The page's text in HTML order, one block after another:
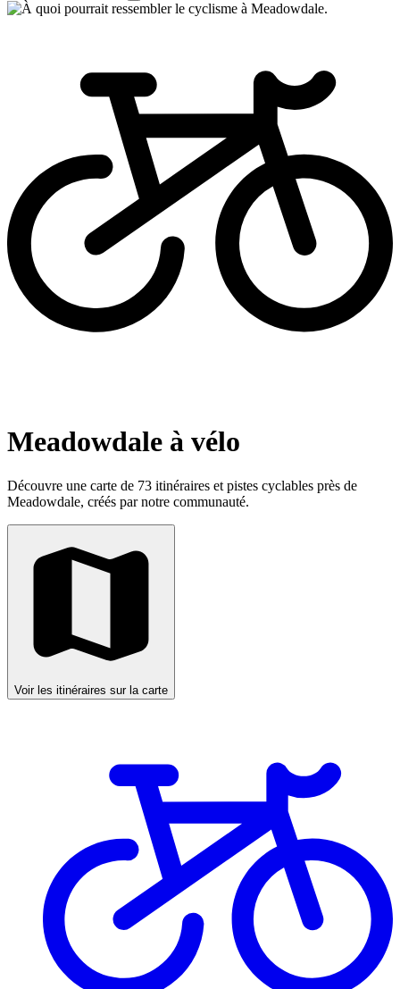
Meadowdale à vélo
Découvre une carte de 73 itinéraires et pistes cyclables près de
Meadowdale, créés par notre communauté.
Voir les itinéraires sur la carte